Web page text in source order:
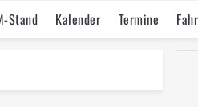
Stand Kalender Termine